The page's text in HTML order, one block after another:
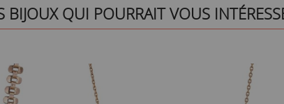
QUI POURRAIT VOUS